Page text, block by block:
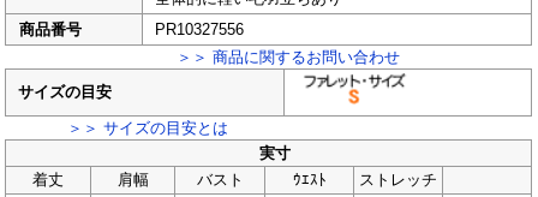
商品番号
PR10327556
＞＞ 商品に関するお問い合わせ
サイズの目安
＞＞ サイズの目安とは
実寸
着丈
肩幅 バスト ｳｴｽﾄ
ストレッチ